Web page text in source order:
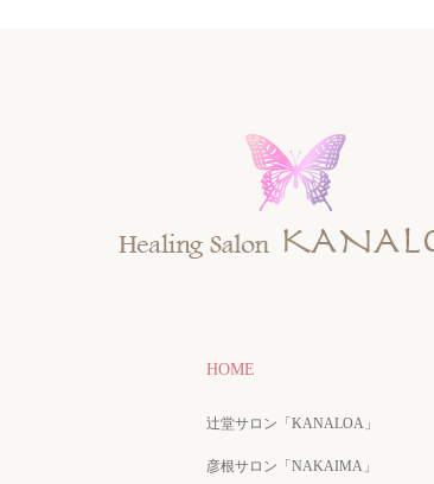
HOME
辻堂サロン「KANALOA」
彦根サロン「NAKAIMA」